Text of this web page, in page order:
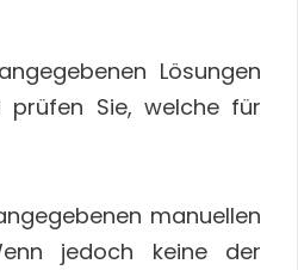
Lösungen
prüfen Sie, welche für
manuellen
jedoch keine der